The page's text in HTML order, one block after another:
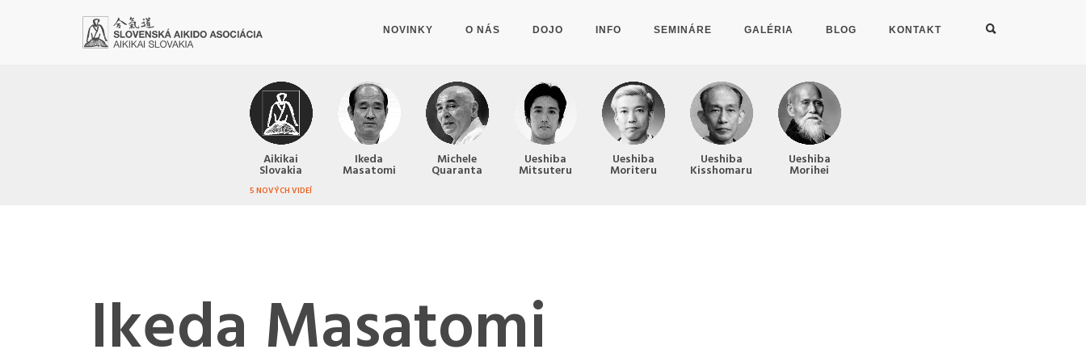
NOVINKY O NÁS DOJO INFO SEMINÁRE GALÉRIA BLOG KONTAKT
Aikikai
Slovakia
5 NOVÝCH VIDEÍ
Ikeda
Masatomi
Michele
Quaranta
Ueshiba
Mitsuteru
Ueshiba
Moriteru
Ueshiba
Kisshomaru
Ueshiba
Morihei
Ikeda Masatomi